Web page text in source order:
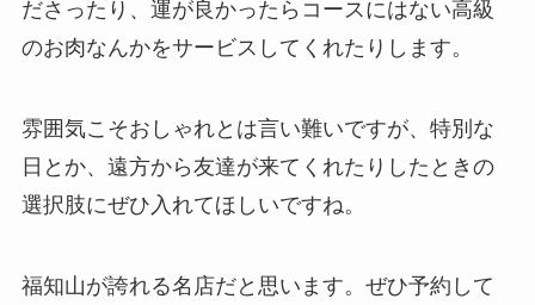
ださったり、運が良かったらコースにはない高級
のお肉なんかをサービスしてくれたりします。
雰囲気こそおしゃれとは言い難いですが、特別な
日とか、遠方から友達が来てくれたりしたときの
選択肢にぜひ入れてほしいですね。
福知山が誇れる名店だと思います。ぜひ予約して